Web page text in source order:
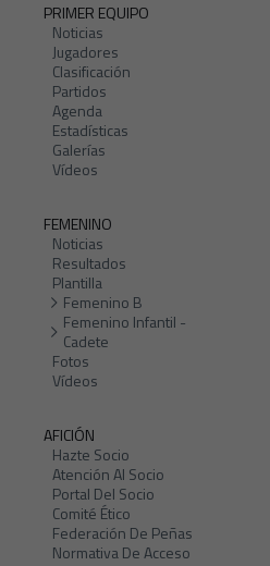
PRIMER EQUIPO
Noticias
Jugadores
Clasificación
Partidos
Agenda
Estadísticas
Galerías
Vídeos
FEMENINO
Noticias
Resultados
Plantilla
Femenino B
Femenino Infantil -
Cadete
Fotos
Vídeos
AFICIÓN
Hazte Socio
Atención Al Socio
Portal Del Socio
Comité Ético
Federación De Peñas
Normativa De Acceso